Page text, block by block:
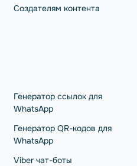
Создателям контента
Генератор ссылок для
WhatsApp
Генератор QR-кодов для
WhatsApp
Viber чат-боты